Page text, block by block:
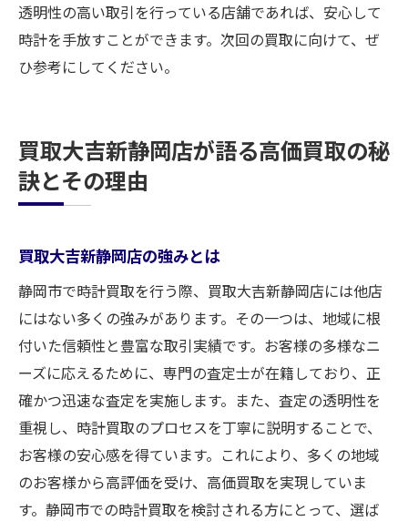
透明性の高い取引を行っている店舗であれば、安心して
時計を手放すことができます。次回の買取に向けて、ぜ
ひ参考にしてください。
買取大吉新静岡店が語る高価買取の秘
訣とその理由
買取大吉新静岡店の強みとは
静岡市で時計買取を行う際、買取大吉新静岡店には他店
にはない多くの強みがあります。その一つは、地域に根
付いた信頼性と豊富な取引実績です。お客様の多様なニ
ーズに応えるために、専門の査定士が在籍しており、正
確かつ迅速な査定を実施します。また、査定の透明性を
重視し、時計買取のプロセスを丁寧に説明することで、
お客様の安心感を得ています。これにより、多くの地域
のお客様から高評価を受け、高価買取を実現していま
す。静岡市での時計買取を検討される方にとって、選ば